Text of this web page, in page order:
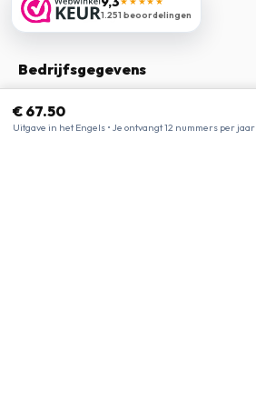
€ 67.50
Uitgave in het Engels • Je ontvangt 12 nummers per jaar
1.251 beoordelingen
Klachtenregeling
Bedrijfsgegevens
3043 PR Rotterdam, Nederland